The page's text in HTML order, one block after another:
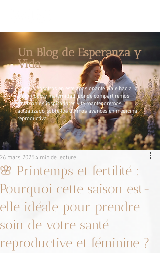
Un Blog de Esperanza y
Vida
Únete a nosotros en este apasionante viaje hacia la
paternidad y maternidad, donde compartiremos
testimonios inspiradores y te mantendremos
actualizado sobre los últimos avances en medicina
reproductiva.
🌸 Printemps et fertilité :
Pourquoi cette saison est-
elle idéale pour prendre
soin de votre santé
reproductive et féminine ?
26 mars 20254 min de lecture